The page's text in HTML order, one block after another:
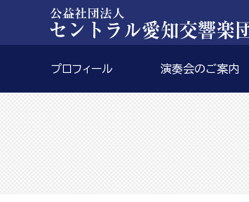
プロフィール 演奏会のご案内